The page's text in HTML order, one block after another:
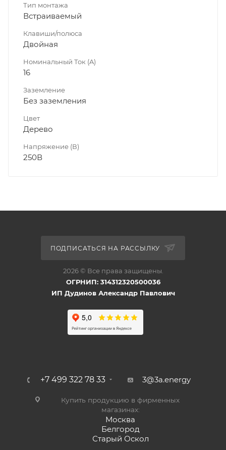
Тип монтажа
Встраиваемый
Клавиши/полюса
Двойная
Номинальный Ток (A)
16
Заземление
Без заземления
Цвет
Дерево
Напряжение (В)
250В
ПОДПИСАТЬСЯ НА РАССЫЛКУ
2026 © Все права защищены.
ОГРНИП: 314312320500036
ИП Дудинов Александр Павлович
+7 499 322 78 33 3@3a.energy
Купить продукцию в фирменных
магазинах:
Москва
Белгород
Старый Оскол